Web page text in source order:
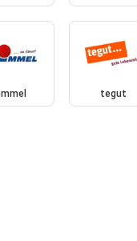
tegut